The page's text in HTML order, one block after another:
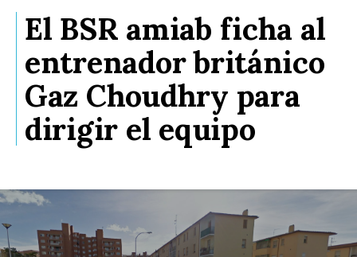
El BSR amiab ficha al
entrenador británico
Gaz Choudhry para
dirigir el equipo